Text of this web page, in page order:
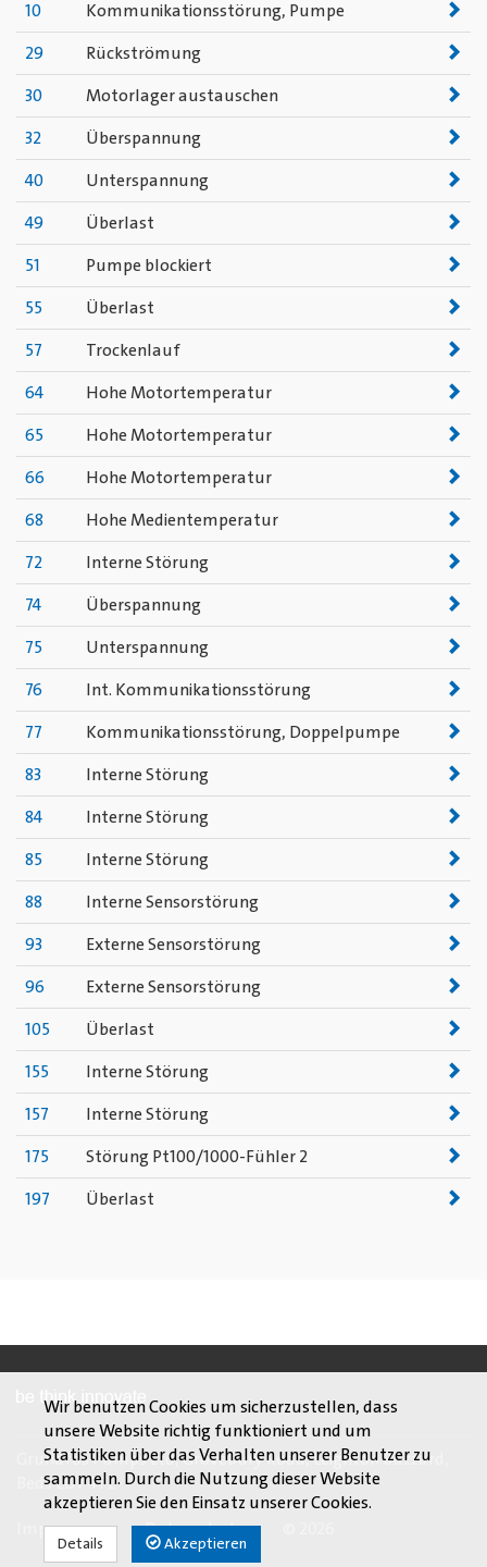
10 Kommunikationsstörung, Pumpe
29 Rückströmung
30 Motorlager austauschen
32 Überspannung
40 Unterspannung
49 Überlast
51 Pumpe blockiert
55 Überlast
57 Trockenlauf
64 Hohe Motortemperatur
65 Hohe Motortemperatur
66 Hohe Motortemperatur
68 Hohe Medientemperatur
72 Interne Störung
74 Überspannung
75 Unterspannung
76 Int. Kommunikationsstörung
77 Kommunikationsstörung, Doppelpumpe
83 Interne Störung
84 Interne Störung
85 Interne Störung
88 Interne Sensorstörung
93 Externe Sensorstörung
96 Externe Sensorstörung
105 Überlast
155 Interne Störung
157 Interne Störung
175 Störung Pt100/1000-Fühler 2
197 Überlast
Grundfos Pumps Ltd, Grovebury Road, Leighton Buzzard,
Beds LU7 4TL
Impressum Datenschutz
Wir benutzen Cookies um sicherzustellen, dass
unsere Website richtig funktioniert und um
Statistiken über das Verhalten unserer Benutzer zu
sammeln. Durch die Nutzung dieser Website
akzeptieren Sie den Einsatz unserer Cookies.
Details Akzeptieren